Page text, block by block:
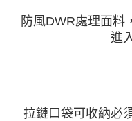
防風DWR處理面料
進
拉鏈口袋可收納必